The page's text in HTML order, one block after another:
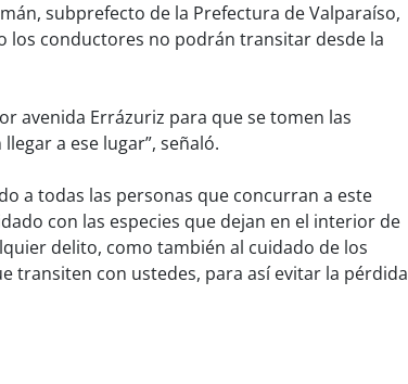
subprefecto de la Prefectura de Valparaíso,
los conductores no podrán transitar desde la
avenida Errázuriz para que se tomen las
a ese lugar”, señaló.
a todas las personas que concurran a este
con las especies que dejan en el interior de
delito, como también al cuidado de los
transiten con ustedes, para así evitar la pérdida